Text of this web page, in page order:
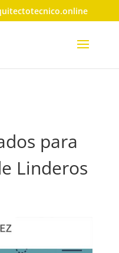
para
Linderos